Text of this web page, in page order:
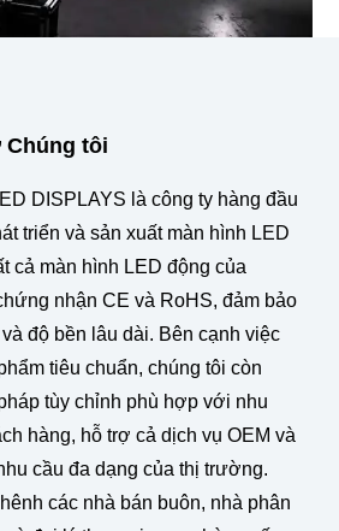
Chúng tôi
DISPLAYS là công ty hàng đầu
triển và sản xuất màn hình LED
cả màn hình LED động của
nhận CE và RoHS, đảm bảo
độ bền lâu dài. Bên cạnh việc
tiêu chuẩn, chúng tôi còn
tùy chỉnh phù hợp với nhu
hàng, hỗ trợ cả dịch vụ OEM và
cầu đa dạng của thị trường.
các nhà bán buôn, nhà phân